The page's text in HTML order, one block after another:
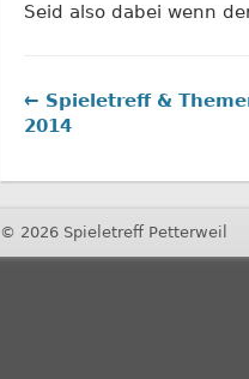
Seid also dabei wenn
← Spieletreff &
2014
© 2026 Spieletreff Petterweil